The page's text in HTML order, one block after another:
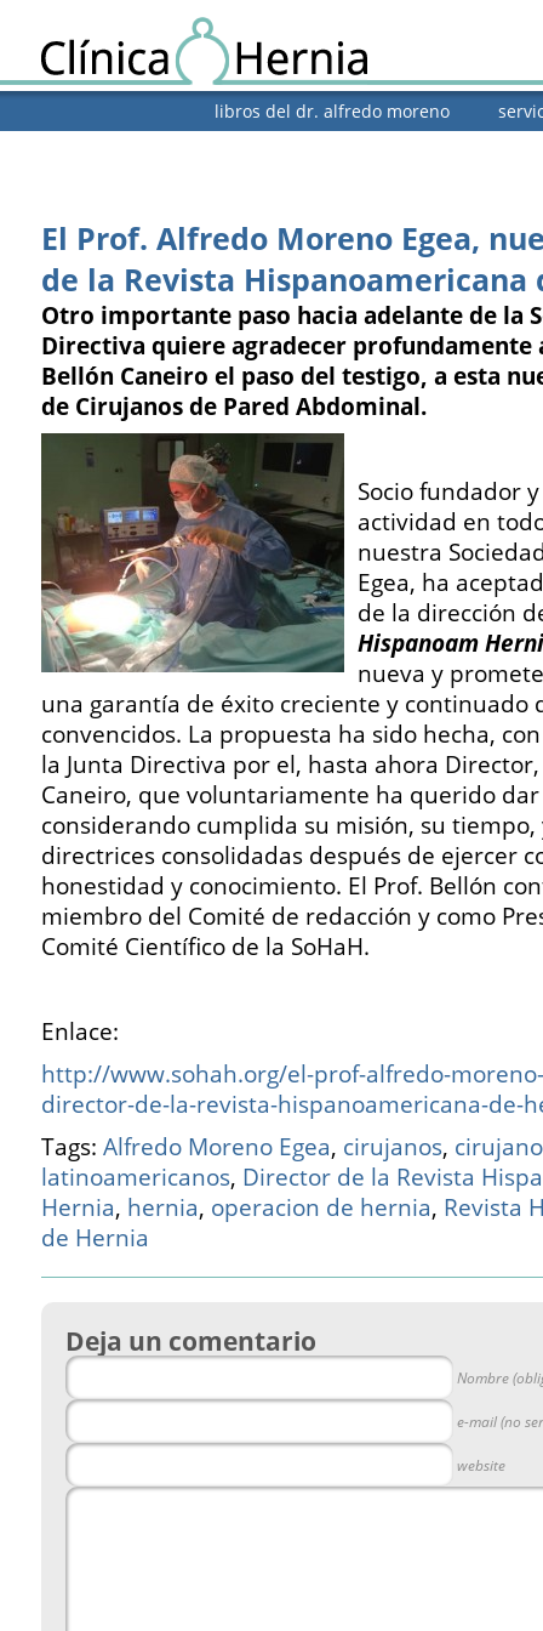
libros del dr. alfredo moreno
El Prof. Alfredo Moreno Egea,
de la Revista Hispanoamericana
Otro importante paso hacia adelante de la
Directiva quiere agradecer profundamente
Bellón Caneiro el paso del testigo, a esta
de Cirujanos de Pared Abdominal.
Socio fundador
actividad en
nuestra
Egea, ha
de la dirección
Hispanoam
nueva y
una garantía de éxito creciente y continuado
convencidos. La propuesta ha sido hecha,
la Junta Directiva por el, hasta ahora Director,
Caneiro, que voluntariamente ha querido dar
considerando cumplida su misión, su tiempo,
directrices consolidadas después de ejercer
honestidad y conocimiento. El Prof. Bellón
miembro del Comité de redacción y como
Comité Científico de la SoHaH.
Enlace:
http://www.sohah.org/el-prof-alfredo-
director-de-la-revista-hispanoamericana-de-
Tags: Alfredo Moreno Egea, cirujanos,
latinoamericanos, Director de la Revista
Hernia, hernia, operacion de hernia, Revista
de Hernia
Deja un comentario
Nombre
e-mail (no
website